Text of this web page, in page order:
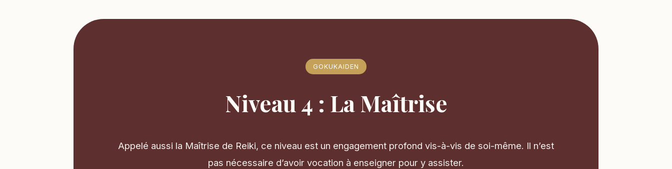
GOKUKAIDEN
Niveau 4 : La Maîtrise
Appelé aussi la Maîtrise de Reiki, ce niveau est un engagement profond vis-à-vis de soi-même. Il n’est
pas nécessaire d’avoir vocation à enseigner pour y assister.